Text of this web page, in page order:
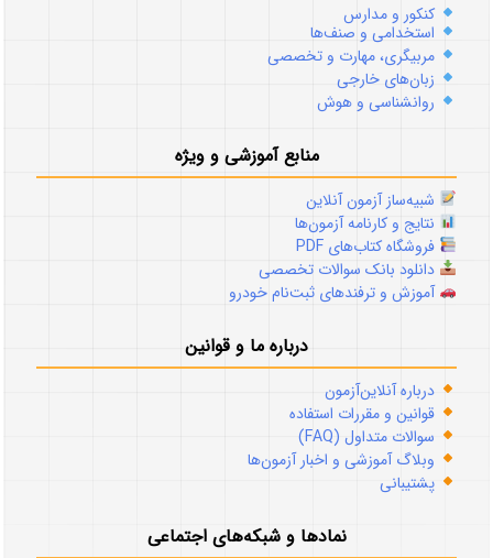
کنکور و مدارس
استخدامی و صنف‌ها
مربیگری، مهارت و تخصصی
زبان‌های خارجی
روانشناسی و هوش
منابع آموزشی و ویژه
شبیه‌ساز آزمون آنلاین
نتایج و کارنامه آزمون‌ها
فروشگاه کتاب‌های PDF
دانلود بانک سوالات تخصصی
آموزش و ترفندهای ثبت‌نام خودرو
درباره ما و قوانین
درباره آنلاین‌آزمون
قوانین و مقررات استفاده
سوالات متداول (FAQ)
وبلاگ آموزشی و اخبار آزمون‌ها
پشتیبانی
نمادها و شبکه‌های اجتماعی